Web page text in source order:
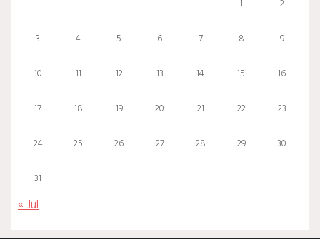
1 2
3 4 5 6 7 8 9
10 11 12 13 14 15 16
17 18 19 20 21 22 23
24 25 26 27 28 29 30
31
« Jul